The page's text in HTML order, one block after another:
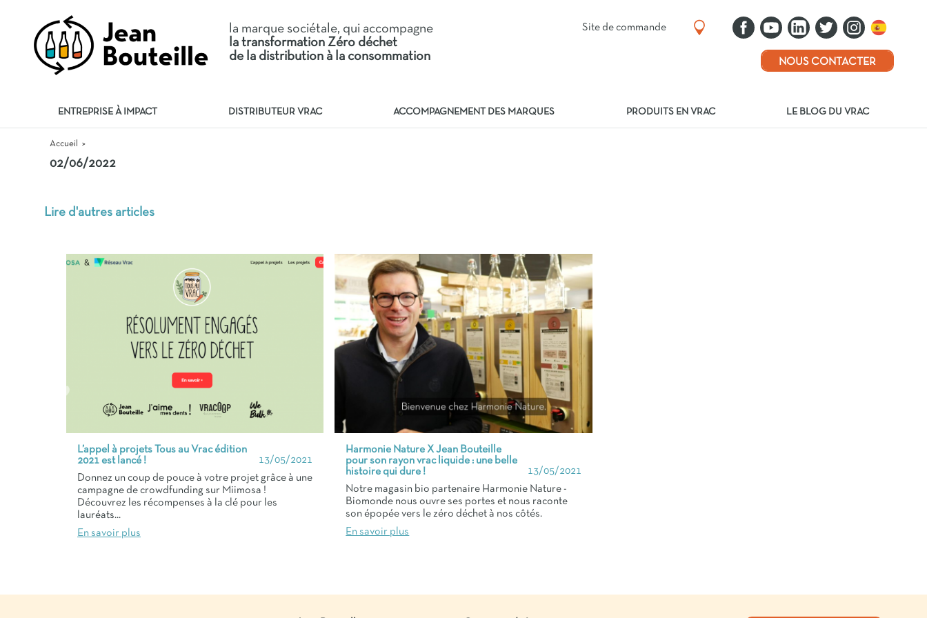
ENTREPRISE À IMPACT DISTRIBUTEUR VRAC ACCOMPAGNEMENT DES MARQUES PRODUITS EN VRAC LE BLOG DU VRAC
la marque sociétale, qui accompagne
la transformation Zéro déchet
de la distribution à la consommation
Site de commande
NOUS CONTACTER
Accueil >
02/06/2022
Lire d'autres articles
L’appel à projets Tous au Vrac édition
2021 est lancé !
13/05/2021
Donnez un coup de pouce à votre projet grâce à une
campagne de crowdfunding sur Miimosa !
Découvrez les récompenses à la clé pour les
lauréats...
En savoir plus
Harmonie Nature X Jean Bouteille
pour son rayon vrac liquide : une belle
histoire qui dure !
13/05/2021
Notre magasin bio partenaire Harmonie Nature -
Biomonde nous ouvre ses portes et nous raconte
son épopée vers le zéro déchet à nos côtés.
En savoir plus